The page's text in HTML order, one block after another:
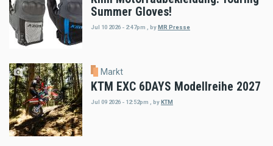
Summer Gloves!
Jul 10 2026 - 2:47pm byMR Presse
Markt
KTM EXC 6DAYS Modellreihe 2027
Jul 09 2026 - 12:52pm byKTM